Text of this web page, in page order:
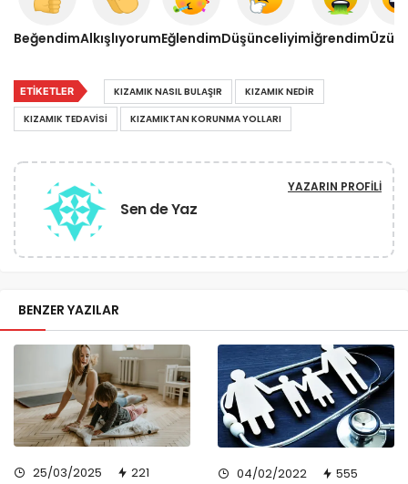
BeğendimAlkışlıyorumEğlendimDüşünceliyimİğrendim
ETIKETLER KIZAMIK NASIL BULAŞIR
KIZAMIK NEDIR
KIZAMIK TEDAVISI
KIZAMIKTAN KORUNMA YOLLARI
Sen de Yaz
YAZARIN PROFILI
BENZER YAZILAR
25/03/2025 221 04/02/2022 555